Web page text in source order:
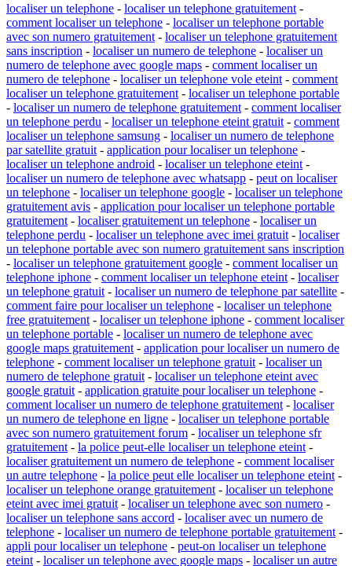
localiser un telephone - localiser un telephone gratuitement -
comment localiser un telephone - localiser un telephone portable
avec son numero gratuitement - localiser un telephone gratuitement
sans inscription - localiser un numero de telephone - localiser un
numero de telephone avec google maps - comment localiser un
numero de telephone - localiser un telephone vole eteint - comment
localiser un telephone gratuitement - localiser un telephone portable
- localiser un numero de telephone gratuitement - comment localiser
un telephone perdu - localiser un telephone eteint gratuit - comment
localiser un telephone samsung - localiser un numero de telephone
par satellite gratuit - application pour localiser un telephone -
localiser un telephone android - localiser un telephone eteint -
localiser un numero de telephone avec whatsapp - peut on localiser
un telephone - localiser un telephone google - localiser un telephone
gratuitement avis - application pour localiser un telephone portable
gratuitement - localiser gratuitement un telephone - localiser un
telephone perdu - localiser un telephone avec imei gratuit - localiser
un telephone portable avec son numero gratuitement sans inscription
- localiser un telephone gratuitement google - comment localiser un
telephone iphone - comment localiser un telephone eteint - localiser
un telephone gratuit - localiser un numero de telephone par satellite -
comment faire pour localiser un telephone - localiser un telephone
free gratuitement - localiser un telephone iphone - comment localiser
un telephone portable - localiser un numero de telephone avec
google maps gratuitement - application pour localiser un numero de
telephone - comment localiser un telephone gratuit - localiser un
numero de telephone gratuit - localiser un telephone eteint avec
google gratuit - application gratuite pour localiser un telephone -
comment localiser un numero de telephone gratuitement - localiser
un numero de telephone en ligne - localiser un telephone portable
avec son numero gratuitement forum - localiser un telephone sfr
gratuitement - la police peut-elle localiser un telephone eteint -
localiser gratuitement un numero de telephone - comment localiser
un autre telephone - la police peut elle localiser un telephone eteint -
localiser un telephone orange gratuitement - localiser un telephone
eteint avec imei gratuit - localiser un telephone avec son numero -
localiser un telephone sans accord - localiser avec un numero de
telephone - localiser un numero de telephone portable gratuitement -
appli pour localiser un telephone - peut-on localiser un telephone
eteint - localiser un telephone avec google maps - localiser un autre